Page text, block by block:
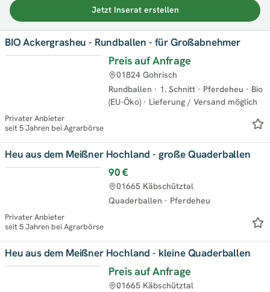
Jetzt Inserat erstellen
BIO Ackergrasheu - Rundballen - für Großabnehmer
Preis auf Anfrage
Rundballen · 1. Schnitt · Pferdeheu · Bio
(EU-Öko) · Lieferung / Versand möglich
01824 Gohrisch
Privater Anbieter
seit 5 Jahren bei Agrarbörse
Heu aus dem Meißner Hochland - große Quaderballen
90 €
Quaderballen · Pferdeheu
01665 Käbschütztal
Privater Anbieter
seit 5 Jahren bei Agrarbörse
Heu aus dem Meißner Hochland - kleine Quaderballen
Preis auf Anfrage
01665 Käbschütztal